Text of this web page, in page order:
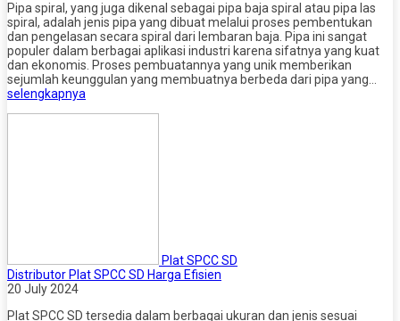
Pipa spiral, yang juga dikenal sebagai pipa baja spiral atau pipa las
spiral, adalah jenis pipa yang dibuat melalui proses pembentukan
dan pengelasan secara spiral dari lembaran baja. Pipa ini sangat
populer dalam berbagai aplikasi industri karena sifatnya yang kuat
dan ekonomis. Proses pembuatannya yang unik memberikan
sejumlah keunggulan yang membuatnya berbeda dari pipa yang…
selengkapnya
Plat SPCC SD
Distributor Plat SPCC SD Harga Efisien
20 July 2024
Plat SPCC SD tersedia dalam berbagai ukuran dan jenis sesuai